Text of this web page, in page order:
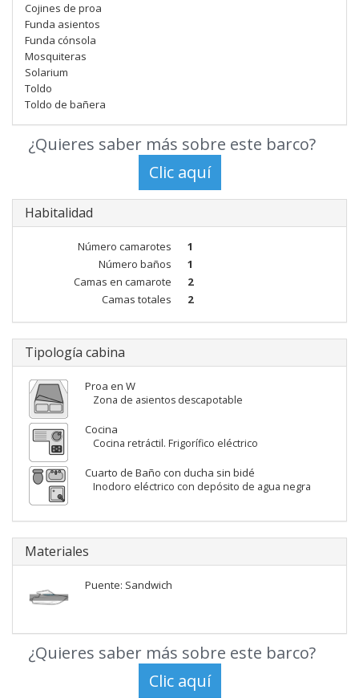
Cojines de proa
Funda asientos
Funda cónsola
Mosquiteras
Solarium
Toldo
Toldo de bañera
¿Quieres saber más sobre este barco?
Habitalidad
Número camarotes
1
Número baños
1
Camas en camarote
2
Camas totales
2
Tipología cabina
Proa en W
Zona de asientos descapotable
Cocina
Cocina retráctil. Frigorífico eléctrico
Cuarto de Baño con ducha sin bidé
Inodoro eléctrico con depósito de agua negra
Materiales
Puente: Sandwich
¿Quieres saber más sobre este barco?